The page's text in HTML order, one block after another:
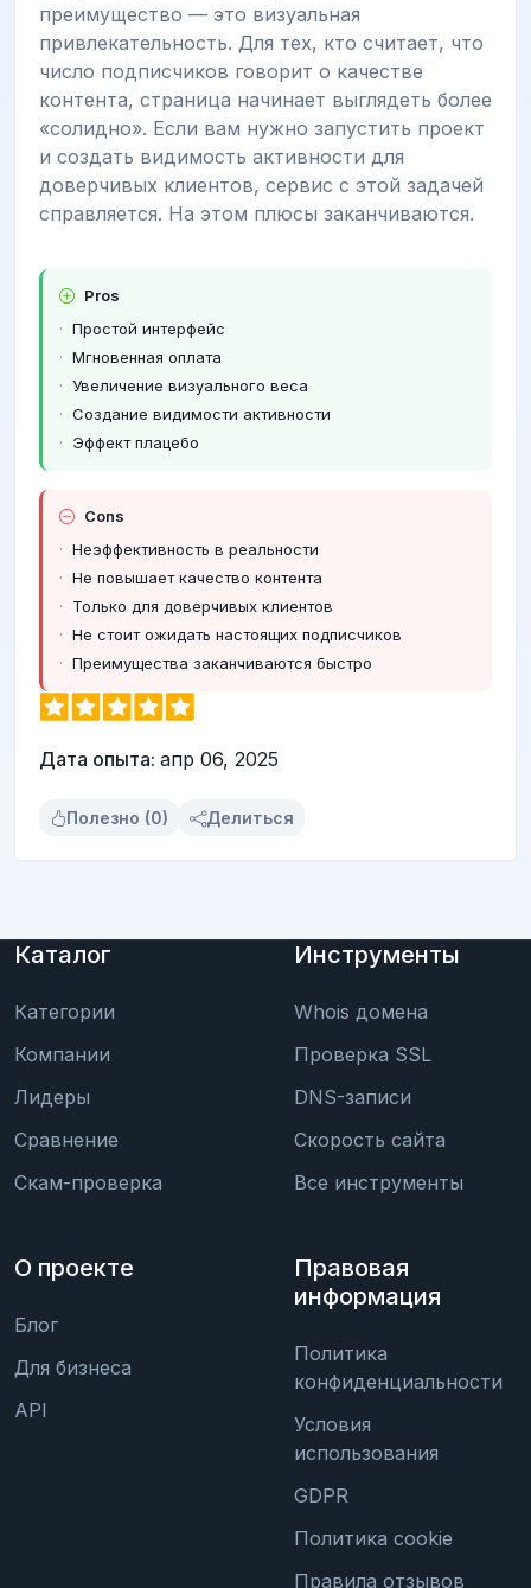
преимущество — это визуальная
привлекательность. Для тех, кто считает, что
число подписчиков говорит о качестве
контента, страница начинает выглядеть более
«солидно». Если вам нужно запустить проект
и создать видимость активности для
доверчивых клиентов, сервис с этой задачей
справляется. На этом плюсы заканчиваются.
Pros
Простой интерфейс
Мгновенная оплата
Увеличение визуального веса
Создание видимости активности
Эффект плацебо
Cons
Неэффективность в реальности
Не повышает качество контента
Только для доверчивых клиентов
Не стоит ожидать настоящих подписчиков
Преимущества заканчиваются быстро
Дата опыта: апр 06, 2025
Полезно (0) Делиться
Каталог
Категории
Компании
Лидеры
Сравнение
Скам-проверка
Инструменты
Whois домена
Проверка SSL
DNS-записи
Скорость сайта
Все инструменты
О проекте
Блог
Для бизнеса
API
Правовая
информация
Политика
конфиденциальности
Условия
использования
GDPR
Политика cookie
Правила отзывов